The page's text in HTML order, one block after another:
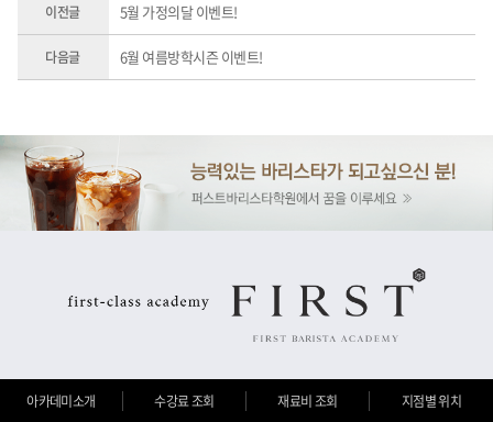
이전글 5월 가정의달 이벤트!
다음글 6월 여름방학시즌 이벤트!
아카데미소개 수강료 조회 재료비 조회 지점별 위치